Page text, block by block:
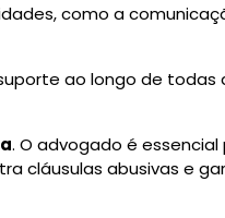
como a
ao longo de todas
. O advogado é essencial
cláusulas abusivas e